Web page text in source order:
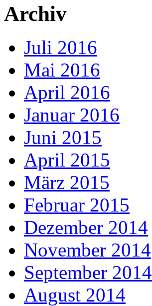
Archiv
Juli 2016
Mai 2016
April 2016
Januar 2016
Juni 2015
April 2015
März 2015
Februar 2015
Dezember 2014
November 2014
September 2014
August 2014